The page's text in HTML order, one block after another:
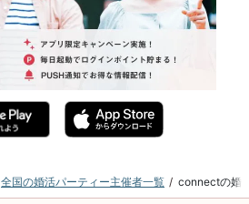
全国の婚活パーティー主催者一覧 connectの婚